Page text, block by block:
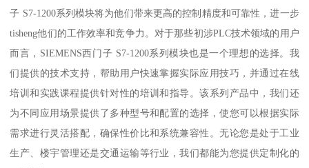
子 S7-1200系列模块将为他们带来更高的控制精度和可靠性，进一步
tisheng他们的工作效率和竞争力。对于那些初涉PLC技术领域的用户
而言，SIEMENS西门子 S7-1200系列模块也是一个理想的选择。我
们提供的技术支持，帮助用户快速掌握实际应用技巧，并通过在线
培训和实践课程提供针对性的培训和指导。该系列产品中，我们还
为不同应用场景提供了多种型号和配置的选择，使您可以根据实际
需求进行灵活搭配，确保性价比和系统兼容性。无论您是处于工业
生产、楼宇管理还是交通运输等行业，我们都能为您提供定制化的